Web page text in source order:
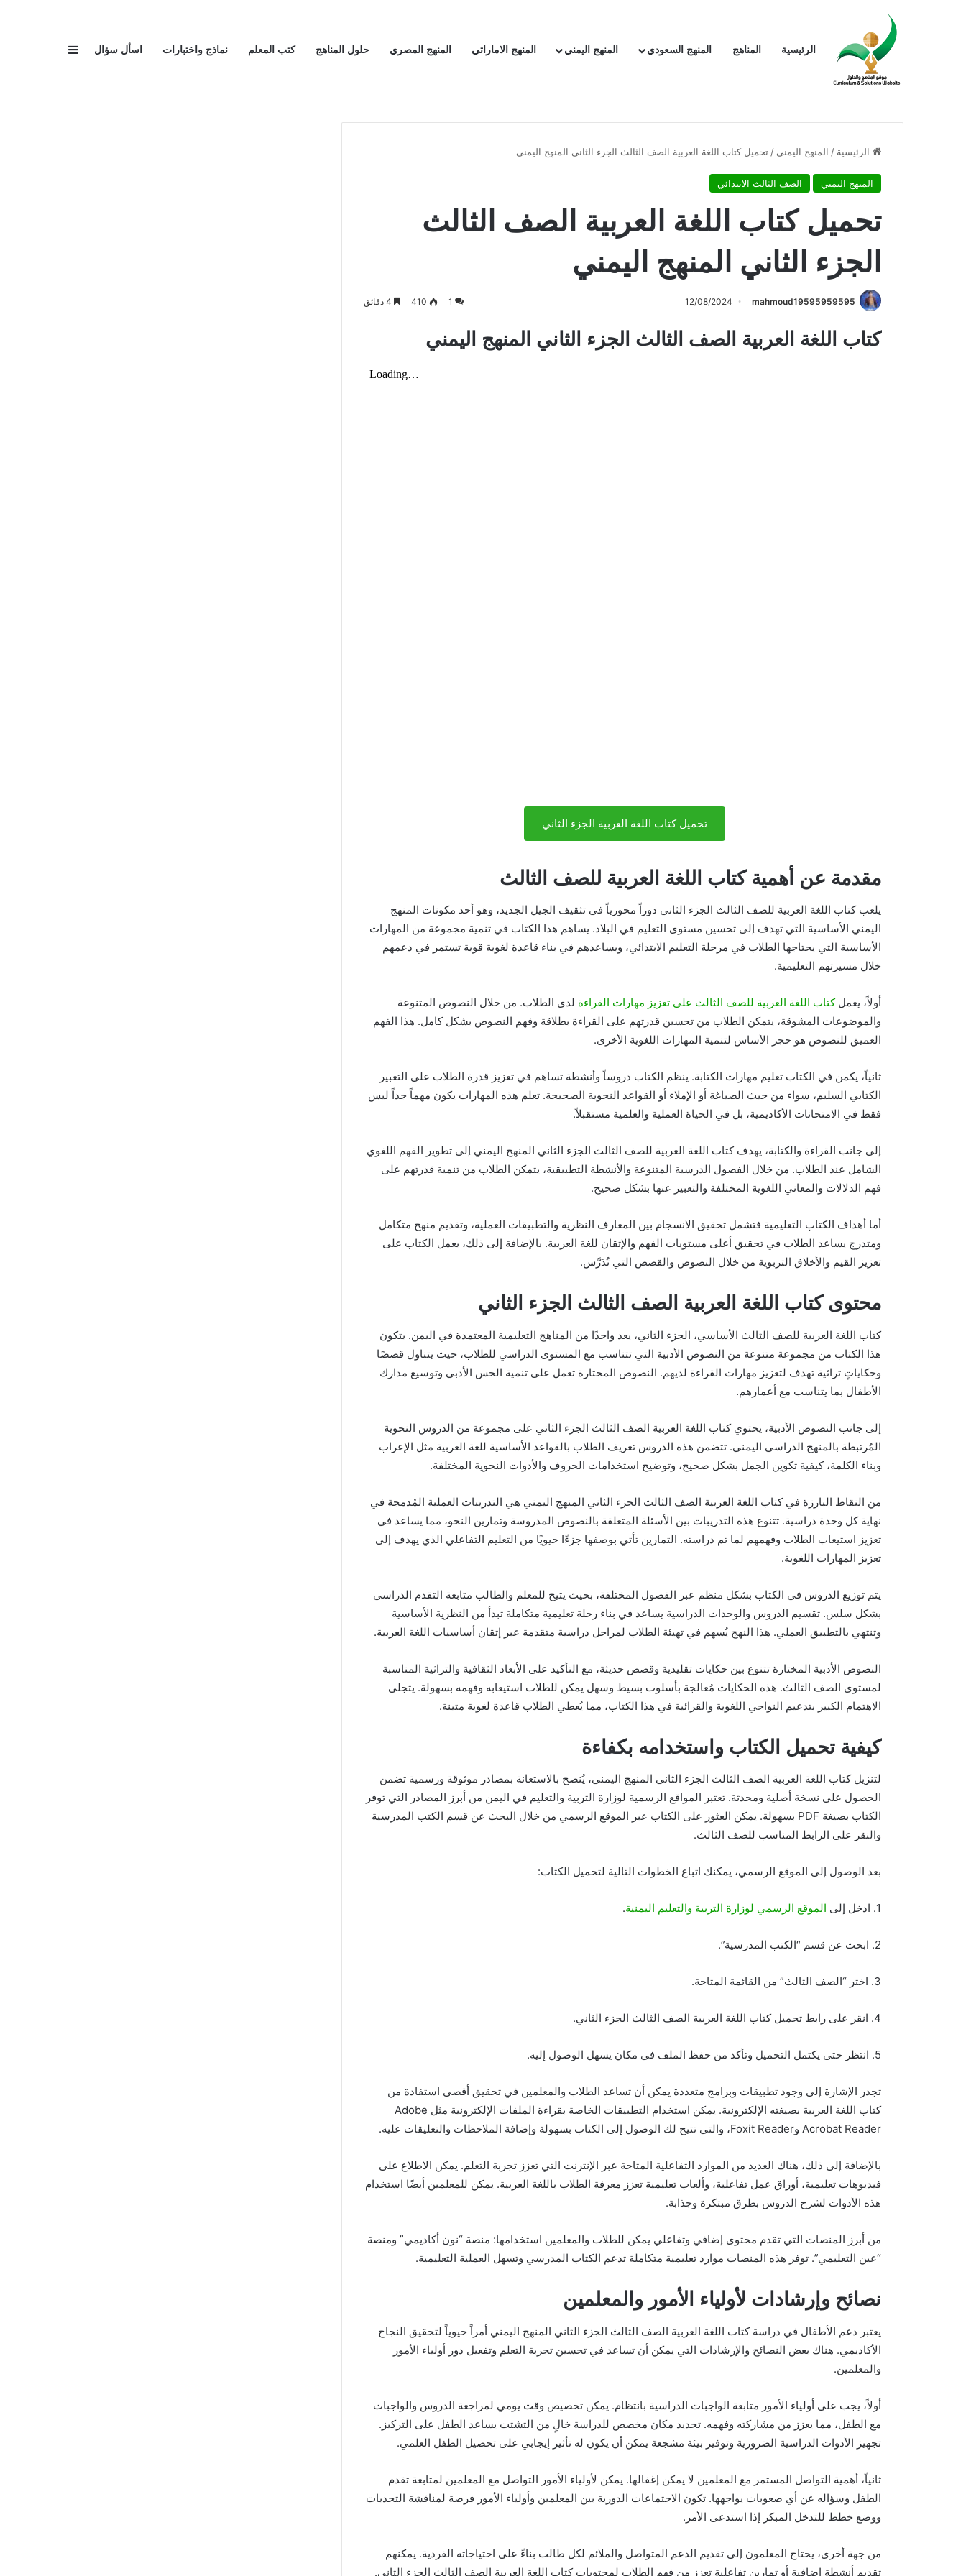
الرئيسية المناهج المنهج السعودي المنهج اليمني المنهج الاماراتي المنهج المصري حلول المناهج كتب المعلم نماذج واختبارات اسأل سؤال إضافة عمود
الرئيسية / المنهج اليمني / تحميل كتاب اللغة العربية الصف الثالث الجزء الثاني المنهج اليمني
المنهج اليمني الصف الثالث الابتدائي
تحميل كتاب اللغة العربية الصف الثالث
الجزء الثاني المنهج اليمني
mahmoud19595959595
12/08/2024
1
410
كتاب اللغة العربية الصف الثالث الجزء الثاني المنهج اليمني
تحميل كتاب اللغة العربية الجزء الثاني
مقدمة عن أهمية كتاب اللغة العربية للصف الثالث
يلعب كتاب اللغة العربية للصف الثالث الجزء الثاني دوراً محورياً في تثقيف الجيل الجديد، وهو أحد مكونات المنهج
اليمني الأساسية التي تهدف إلى تحسين مستوى التعليم في البلاد. يساهم هذا الكتاب في تنمية مجموعة من المهارات
الأساسية التي يحتاجها الطلاب في مرحلة التعليم الابتدائي، ويساعدهم في بناء قاعدة لغوية قوية تستمر في دعمهم
خلال مسيرتهم التعليمية.
أولاً، يعملكتاب اللغة العربية للصف الثالث على تعزيز مهارات القراءة لدى الطلاب. من خلال النصوص المتنوعة
والموضوعات المشوقة، يتمكن الطلاب من تحسين قدرتهم على القراءة بطلاقة وفهم النصوص بشكل كامل. هذا الفهم
العميق للنصوص هو حجر الأساس لتنمية المهارات اللغوية الأخرى.
ثانياً، يكمن في الكتاب تعليم مهارات الكتابة. ينظم الكتاب دروساً وأنشطة تساهم في تعزيز قدرة الطلاب على التعبير
الكتابي السليم، سواء من حيث الصياغة أو الإملاء أو القواعد النحوية الصحيحة. تعلم هذه المهارات يكون مهماً جداً ليس
فقط في الامتحانات الأكاديمية، بل في الحياة العملية والعلمية مستقبلاً.
إلى جانب القراءة والكتابة، يهدف كتاب اللغة العربية للصف الثالث الجزء الثاني المنهج اليمني إلى تطوير الفهم اللغوي
الشامل عند الطلاب. من خلال الفصول الدرسية المتنوعة والأنشطة التطبيقية، يتمكن الطلاب من تنمية قدرتهم على
فهم الدلالات والمعاني اللغوية المختلفة والتعبير عنها بشكل صحيح.
أما أهداف الكتاب التعليمية فتشمل تحقيق الانسجام بين المعارف النظرية والتطبيقات العملية، وتقديم منهج متكامل
ومتدرج يساعد الطلاب في تحقيق أعلى مستويات الفهم والإتقان للغة العربية. بالإضافة إلى ذلك، يعمل الكتاب على
تعزيز القيم والأخلاق التربوية من خلال النصوص والقصص التي تُدَرَّس.
محتوى كتاب اللغة العربية الصف الثالث الجزء الثاني
كتاب اللغة العربية للصف الثالث الأساسي، الجزء الثاني، يعد واحدًا من المناهج التعليمية المعتمدة في اليمن. يتكون
هذا الكتاب من مجموعة متنوعة من النصوص الأدبية التي تتناسب مع المستوى الدراسي للطلاب، حيث يتناول قصصًا
وحكاياتٍ تراثية تهدف لتعزيز مهارات القراءة لديهم. النصوص المختارة تعمل على تنمية الحس الأدبي وتوسيع مدارك
الأطفال بما يتناسب مع أعمارهم.
إلى جانب النصوص الأدبية، يحتوي كتاب اللغة العربية الصف الثالث الجزء الثاني على مجموعة من الدروس النحوية
المُرتبطة بالمنهج الدراسي اليمني. تتضمن هذه الدروس تعريف الطلاب بالقواعد الأساسية للغة العربية مثل الإعراب
وبناء الكلمة، كيفية تكوين الجمل بشكل صحيح، وتوضيح استخدامات الحروف والأدوات النحوية المختلفة.
من النقاط البارزة في كتاب اللغة العربية الصف الثالث الجزء الثاني المنهج اليمني هي التدريبات العملية المُدمجة في
نهاية كل وحدة دراسية. تتنوع هذه التدريبات بين الأسئلة المتعلقة بالنصوص المدروسة وتمارين النحو، مما يساعد في
تعزيز استيعاب الطلاب وفهمهم لما تم دراسته. التمارين تأتي بوصفها جزءًا حيويًا من التعليم التفاعلي الذي يهدف إلى
تعزيز المهارات اللغوية.
يتم توزيع الدروس في الكتاب بشكل منظم عبر الفصول المختلفة، بحيث يتيح للمعلم والطالب متابعة التقدم الدراسي
بشكل سلس. تقسيم الدروس والوحدات الدراسية يساعد في بناء رحلة تعليمية متكاملة تبدأ من النظرية الأساسية
وتنتهي بالتطبيق العملي. هذا النهج يُسهم في تهيئة الطلاب لمراحل دراسية متقدمة عبر إتقان أساسيات اللغة العربية.
النصوص الأدبية المختارة تتنوع بين حكايات تقليدية وقصص حديثة، مع التأكيد على الأبعاد الثقافية والتراثية المناسبة
لمستوى الصف الثالث. هذه الحكايات مُعالجة بأسلوب بسيط وسهل يمكن للطلاب استيعابه وفهمه بسهولة. يتجلى
الاهتمام الكبير بتدعيم النواحي اللغوية والقرائية في هذا الكتاب، مما يُعطي الطلاب قاعدة لغوية متينة.
كيفية تحميل الكتاب واستخدامه بكفاءة
لتنزيل كتاب اللغة العربية الصف الثالث الجزء الثاني المنهج اليمني، يُنصح بالاستعانة بمصادر موثوقة ورسمية تضمن
الحصول على نسخة أصلية ومحدثة. تعتبر المواقع الرسمية لوزارة التربية والتعليم في اليمن من أبرز المصادر التي توفر
الكتاب بصيغة PDF بسهولة. يمكن العثور على الكتاب عبر الموقع الرسمي من خلال البحث عن قسم الكتب المدرسية
والنقر على الرابط المناسب للصف الثالث.
بعد الوصول إلى الموقع الرسمي، يمكنك اتباع الخطوات التالية لتحميل الكتاب:
1. ادخل إلى الموقع الرسمي لوزارة التربية والتعليم اليمنية.
2. ابحث عن قسم “الكتب المدرسية”.
3. اختر “الصف الثالث” من القائمة المتاحة.
4. انقر على رابط تحميل كتاب اللغة العربية الصف الثالث الجزء الثاني.
5. انتظر حتى يكتمل التحميل وتأكد من حفظ الملف في مكان يسهل الوصول إليه.
تجدر الإشارة إلى وجود تطبيقات وبرامج متعددة يمكن أن تساعد الطلاب والمعلمين في تحقيق أقصى استفادة من
كتاب اللغة العربية بصيغته الإلكترونية. يمكن استخدام التطبيقات الخاصة بقراءة الملفات الإلكترونية مثل Adobe
Acrobat Reader وFoxit Reader، والتي تتيح لك الوصول إلى الكتاب بسهولة وإضافة الملاحظات والتعليقات عليه.
بالإضافة إلى ذلك، هناك العديد من الموارد التفاعلية المتاحة عبر الإنترنت التي تعزز تجربة التعلم. يمكن الاطلاع على
فيديوهات تعليمية، أوراق عمل تفاعلية، وألعاب تعليمية تعزز معرفة الطلاب باللغة العربية. يمكن للمعلمين أيضًا استخدام
هذه الأدوات لشرح الدروس بطرق مبتكرة وجذابة.
من أبرز المنصات التي تقدم محتوى إضافي وتفاعلي يمكن للطلاب والمعلمين استخدامها: منصة “نون أكاديمي” ومنصة
“عين التعليمي”. توفر هذه المنصات موارد تعليمية متكاملة تدعم الكتاب المدرسي وتسهل العملية التعليمية.
نصائح وإرشادات لأولياء الأمور والمعلمين
يعتبر دعم الأطفال في دراسة كتاب اللغة العربية الصف الثالث الجزء الثاني المنهج اليمني أمراً حيوياً لتحقيق النجاح
الأكاديمي. هناك بعض النصائح والإرشادات التي يمكن أن تساعد في تحسين تجربة التعلم وتفعيل دور أولياء الأمور
والمعلمين.
أولاً، يجب على أولياء الأمور متابعة الواجبات الدراسية بانتظام. يمكن تخصيص وقت يومي لمراجعة الدروس والواجبات
مع الطفل، مما يعزز من مشاركته وفهمه. تحديد مكان مخصص للدراسة خالٍ من التشتت يساعد الطفل على التركيز.
تجهيز الأدوات الدراسية الضرورية وتوفير بيئة مشجعة يمكن أن يكون له تأثير إيجابي على تحصيل الطفل العلمي.
ثانياً، أهمية التواصل المستمر مع المعلمين لا يمكن إغفالها. يمكن لأولياء الأمور التواصل مع المعلمين لمتابعة تقدم
الطفل وسؤاله عن أي صعوبات يواجهها. تكون الاجتماعات الدورية بين المعلمين وأولياء الأمور فرصة لمناقشة التحديات
ووضع خطط للتدخل المبكر إذا استدعى الأمر.
من جهة أخرى، يحتاج المعلمون إلى تقديم الدعم المتواصل والملائم لكل طالب بناءً على احتياجاته الفردية. يمكنهم
تقديم أنشطة إضافية أو تمارين تفاعلية تعزز من فهم الطلاب لمحتويات كتاب اللغة العربية الصف الثالث الجزء الثاني.